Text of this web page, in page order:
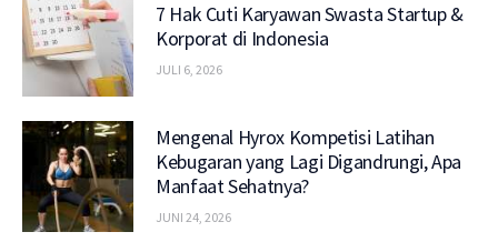
7 Hak Cuti Karyawan Swasta Startup &
Korporat di Indonesia
JULI 6, 2026
Mengenal Hyrox Kompetisi Latihan
Kebugaran yang Lagi Digandrungi, Apa
Manfaat Sehatnya?
JUNI 24, 2026